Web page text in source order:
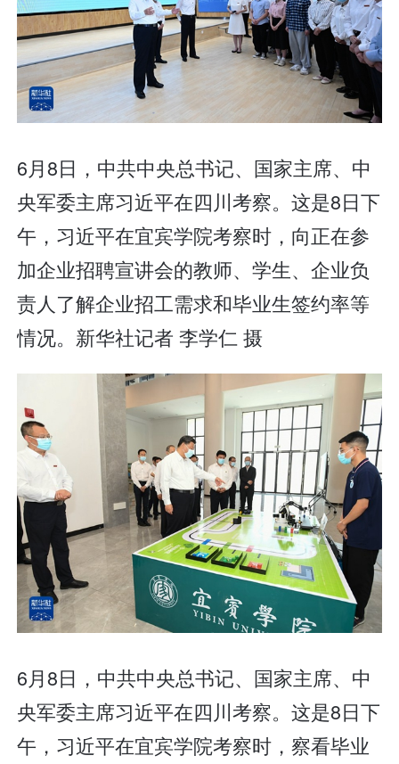
6月8日，中共中央总书记、国家主席、中
央军委主席习近平在四川考察。这是8日下
午，习近平在宜宾学院考察时，向正在参
加企业招聘宣讲会的教师、学生、企业负
责人了解企业招工需求和毕业生签约率等
情况。新华社记者 李学仁 摄
6月8日，中共中央总书记、国家主席、中
央军委主席习近平在四川考察。这是8日下
午，习近平在宜宾学院考察时，察看毕业